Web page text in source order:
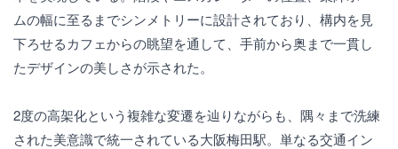
ムの幅に至るまでシンメトリーに設計されており、構内を見
下ろせるカフェからの眺望を通して、手前から奥まで一貫し
たデザインの美しさが示された。
2度の高架化という複雑な変遷を辿りながらも、隅々まで洗練
された美意識で統一されている大阪梅田駅。単なる交通イン